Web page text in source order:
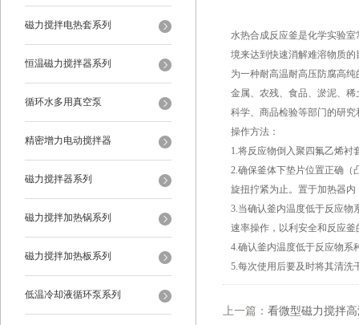
磁力搅拌电热套系列
恒温磁力搅拌器系列
循环水多用真空泵
精密增力电动搅拌器
磁力搅拌器系列
磁力搅拌加热锅系列
磁力搅拌加热板系列
低温冷却液循环泵系列
水热合成反应釜是化学实验
境来达到快速消解难溶物质的
为一种耐高温耐高压防腐高
金属、农残、食品、淤泥、
科学、商品检验等部门的研
操作方法：
1.将反应物倒入聚四氟乙烯衬
2.确保釜体下垫片位置正确（
旋扭拧紧为止。置于加热器
3.当确认釜内温度低于反应物
速率操作，以利安全和反应釜
4.确认釜内温度低于反应物系
5.每次使用后要及时将其清洗
上一篇： 看微型磁力搅拌